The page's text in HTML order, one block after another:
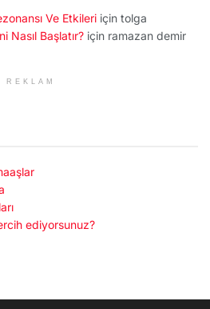
Ve Etkileri için tolga
Nasıl Başlatır? için ramazan demir
REKLAM
ediyorsunuz?